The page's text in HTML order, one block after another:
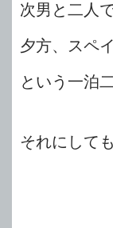
次男と二人
夕方、スペ
という一泊
それにして